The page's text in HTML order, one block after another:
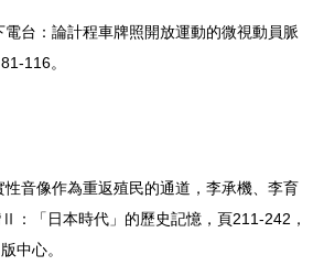
台：論計程車牌照開放運動的微視動員脈
116。
音像作為重返殖民的通道，李承機、李育
：「日本時代」的歷史記憶，頁211-242，
中心。